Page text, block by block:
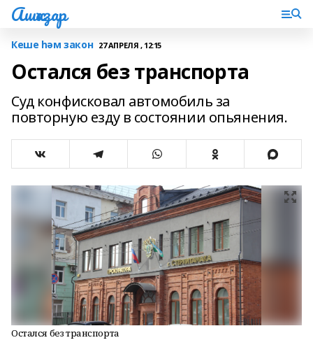
Ашҡаҙар
Кеше һәм закон 27 АПРЕЛЯ , 12:15
Остался без транспорта
Суд конфисковал автомобиль за
повторную езду в состоянии опьянения.
Остался без транспорта